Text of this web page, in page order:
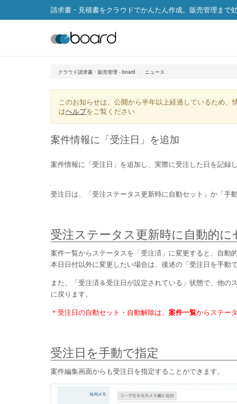
請求書・見積書をクラウドでかんたん作成。販売管理まで
クラウド請求書・販売管理 - board ニュース
このお知らせは、公開から半年以上経過しているため
はヘルプをご覧ください
案件情報に「受注日」を追加
案件情報に「受注日」を追加し、実際に受注した日を記録
受注日は、「受注ステータス更新時に自動セット」か「手
受注ステータス更新時に自動的に
案件一覧からステータスを「受注済」に変更すると、自動
本日日付以外に変更したい場合は、後述の「受注日を手動
また、「受注済＆受注日が設定されている」状態で、他
に戻ります。
＊受注日の自動セット・自動解除は、 案件一覧からステー
受注日を手動で指定
案件編集画面からも受注日を指定することができます。